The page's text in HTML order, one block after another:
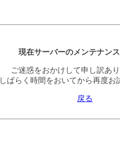
現在サーバーのメンテナンス
ご迷惑をおかけして申し訳あり
しばらく時間をおいてから再度お
戻る